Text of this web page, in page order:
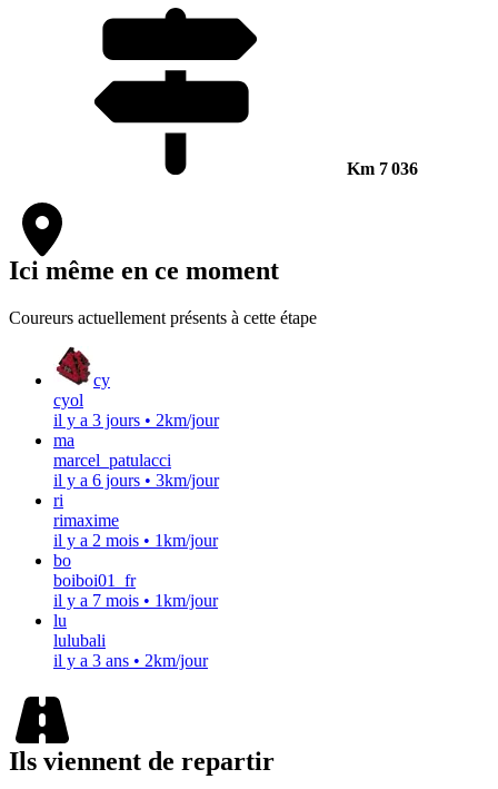
Km 7 036
Ici même en ce moment
Coureurs actuellement présents à cette étape
cy
cyol
il y a 3 jours • 2km/jour
ma
marcel_patulacci
il y a 6 jours • 3km/jour
ri
rimaxime
il y a 2 mois • 1km/jour
bo
boiboi01_fr
il y a 7 mois • 1km/jour
lu
lulubali
il y a 3 ans • 2km/jour
Ils viennent de repartir